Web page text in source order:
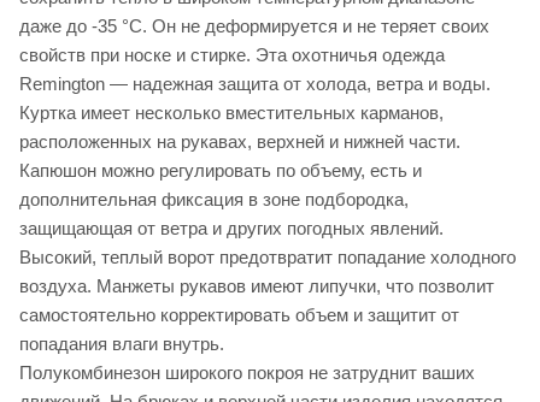
даже до -35 °C. Он не деформируется и не теряет своих
свойств при носке и стирке. Эта охотничья одежда
Remington — надежная защита от холода, ветра и воды.
Куртка имеет несколько вместительных карманов,
расположенных на рукавах, верхней и нижней части.
Капюшон можно регулировать по объему, есть и
дополнительная фиксация в зоне подбородка,
защищающая от ветра и других погодных явлений.
Высокий, теплый ворот предотвратит попадание холодного
воздуха. Манжеты рукавов имеют липучки, что позволит
самостоятельно корректировать объем и защитит от
попадания влаги внутрь.
Полукомбинезон широкого покроя не затруднит ваших